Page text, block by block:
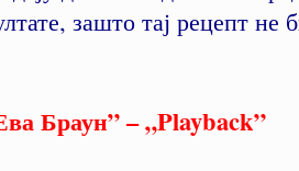
зашто тај рецепт
Браун” – „Playback”